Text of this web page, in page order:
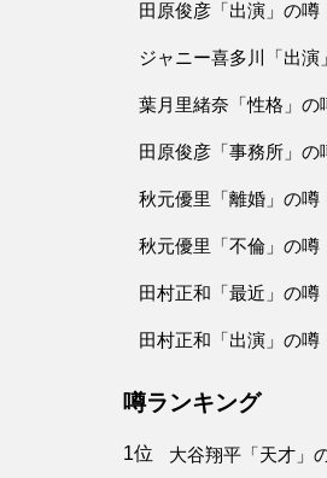
田原俊彦「出演」の噂
ジャニー喜多川「出演
葉月里緒奈「性格」の
田原俊彦「事務所」の
秋元優里「離婚」の噂
秋元優里「不倫」の噂
田村正和「最近」の噂
田村正和「出演」の噂
噂ランキング
1位 大谷翔平「天才」